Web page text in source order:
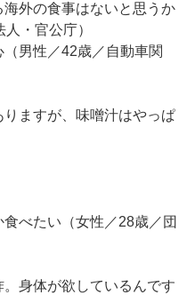
海外の食事はないと思うか
・官公庁）
（男性／42歳／自動車関
ますが、味噌汁はやっぱ
べたい（女性／28歳／団
身体が欲しているんです